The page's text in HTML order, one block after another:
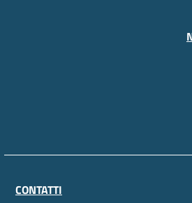
CONTATTI